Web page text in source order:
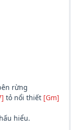
rừng
tỏ nổi thiết [Gm]
hiểu.